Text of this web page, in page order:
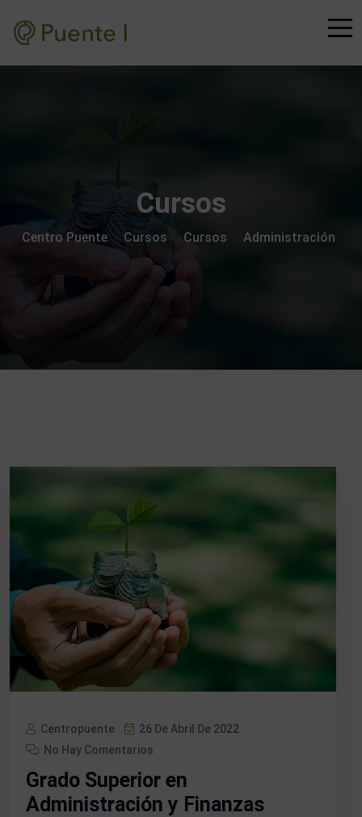
Cursos
Centro Puente > Cursos Cursos Administración
Centropuente
26 De Abril De 2022
No Hay Comentarios
Grado Superior en
Administración y Finanzas